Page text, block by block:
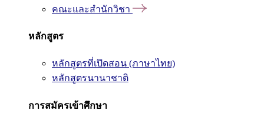
คณะและสำนักวิชา
หลักสูตร
หลักสูตรที่เปิดสอน (ภาษาไทย)
หลักสูตรนานาชาติ
การสมัครเข้าศึกษา